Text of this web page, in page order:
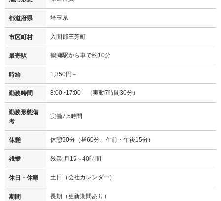
都道府県 埼玉県
市区町村 入間郡三芳町
最寄駅 鶴瀬駅から車で約10分
時給 1,350円～
勤務時間 8:00~17:00 （実動7時間30分）
勤務形態備
考
実働7.5時間
休憩 休憩90分（昼60分、午前・午後15分）
残業 残業:月15～40時間
休日・休暇 土日（会社カレンダー）
期間 長期（更新期間あり）